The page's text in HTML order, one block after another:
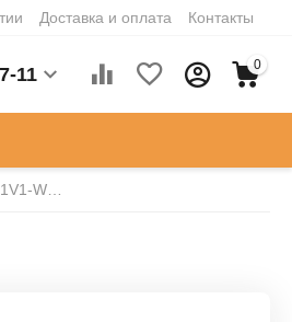
Доставка и оплата Контакты
11 0